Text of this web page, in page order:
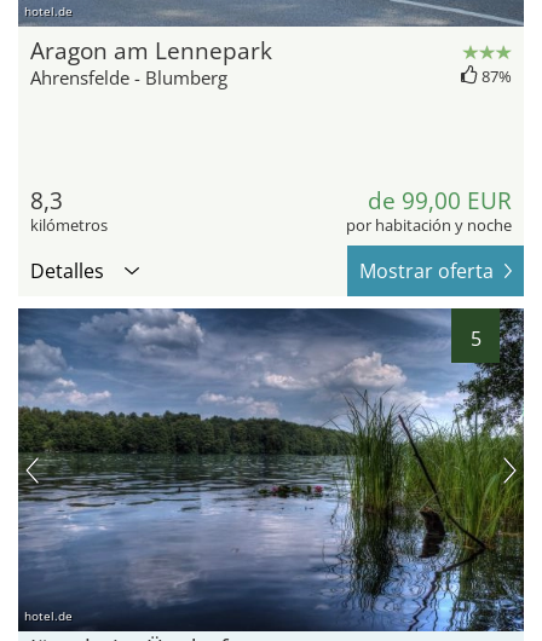
hotel.de
Aragon am Lennepark
Ahrensfelde - Blumberg 87%
8,3
kilómetros
de 99,00 EUR
por habitación y noche
Detalles Mostrar oferta
5
hotel.de